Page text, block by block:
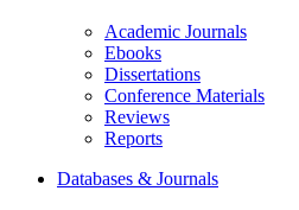
Academic Journals
Ebooks
Dissertations
Conference Materials
Reviews
Reports
Databases & Journals